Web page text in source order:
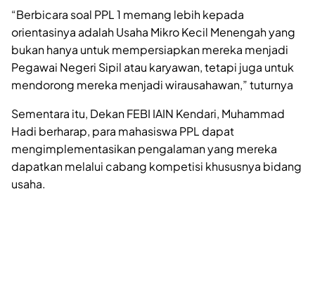
“Berbicara soal PPL 1 memang lebih kepada
orientasinya adalah Usaha Mikro Kecil Menengah yang
bukan hanya untuk mempersiapkan mereka menjadi
Pegawai Negeri Sipil atau karyawan, tetapi juga untuk
mendorong mereka menjadi wirausahawan,” tuturnya
Sementara itu, Dekan FEBI IAIN Kendari, Muhammad
Hadi berharap, para mahasiswa PPL dapat
mengimplementasikan pengalaman yang mereka
dapatkan melalui cabang kompetisi khususnya bidang
usaha.